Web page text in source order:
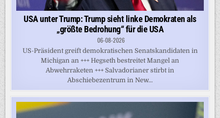
USA unter Trump: Trump sieht linke Demokraten als
„größte Bedrohung“ für die USA
06-08-2026
US-Präsident greift demokratischen Senatskandidaten in
Michigan an +++ Hegseth bestreitet Mangel an
Abwehrraketen +++ Salvadorianer stirbt in
Abschiebezentrum in New...